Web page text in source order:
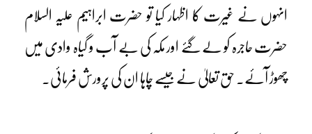
انہوں نے غیرت کا اظہار کیا تو حضرت ابراہیم علیہ السلام
حضرت حاجرہ کو لے گئے اور مکہ کی بے آب و گیاہ وادی میں
چھوڑ آئے۔ حق تعالیٰ نے جیسے چاہا ان کی پرورش فرمائی۔